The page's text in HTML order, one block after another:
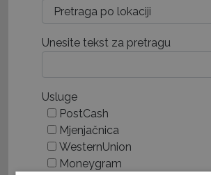
Unesite tekst za pretragu
Usluge
PostCash
Mjenjačnica
WesternUnion
Moneygram